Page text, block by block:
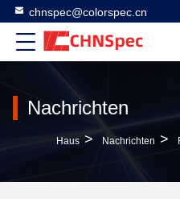
chnspec@colorspec.cn
Nachrichten
Haus > Nachrichten >